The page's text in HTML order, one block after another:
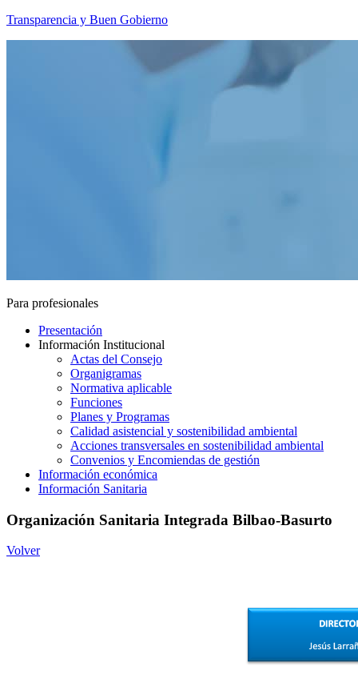
Transparencia y Buen Gobierno
Para profesionales
Presentación
Información Institucional
Actas del Consejo
Organigramas
Normativa aplicable
Funciones
Planes y Programas
Calidad asistencial y sostenibilidad ambiental
Acciones transversales en sostenibilidad ambiental
Convenios y Encomiendas de gestión
Información económica
Información Sanitaria
Organización Sanitaria Integrada Bilbao-Basurto
Volver